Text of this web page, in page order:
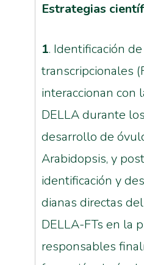
Estrategias
1. Identificación
transcripcionales
interaccionan con
DELLA durante
desarrollo de
Arabidopsis, y
identificación y
dianas directas
DELLA-FTs en la
responsables